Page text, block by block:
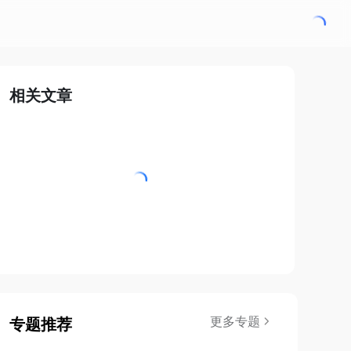
相关文章
专题推荐 更多专题